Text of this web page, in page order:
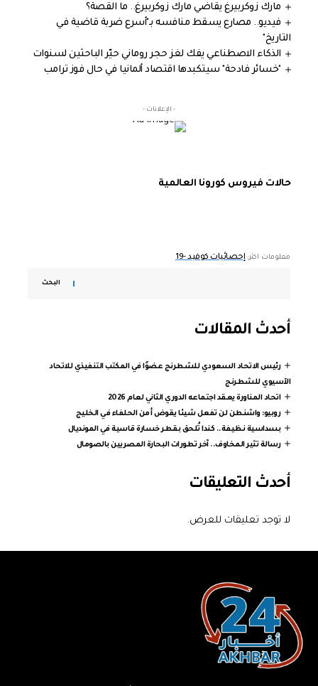
مارك زوكربيرغ يقاضي مارك زوكربيرغ.. ما القصة؟
فيديو.. مصارع يسقط منافسه بـ"أسرع ضربة قاضية في
التاريخ"
الذكاء الاصطناعي يفك لغز حجر روماني حيّر الباحثين لسنوات
"خسائر فادحة" سيتكبدها اقتصاد ألمانيا في حال فوز ترامب
- الإعلانات -
حالات فيروس كورونا العالمية
معلومات اكثر:إحصائيات كوفيد -19
البحث
أحدث المقالات
رئيس الاتحاد السعودي للشطرنج عضوًا في المكتب التنفيذي للاتحاد
الآسيوي للشطرنج
اتحاد المناورة يعقد اجتماعه الدوري الثاني لعام 2026
روبيو: واشنطن لن تفعل شيئا يقوض أمن الحلفاء في الخليج
بسداسية نظيفة.. كندا تُلحق بقطر خسارة قاسية في المونديال
رسالة تثير المخاوف.. آخر تطورات البحارة المصريين بالصومال
أحدث التعليقات
لا توجد تعليقات للعرض.